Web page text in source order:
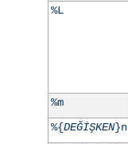
%L
%m
%{DEĞİŞKEN}n